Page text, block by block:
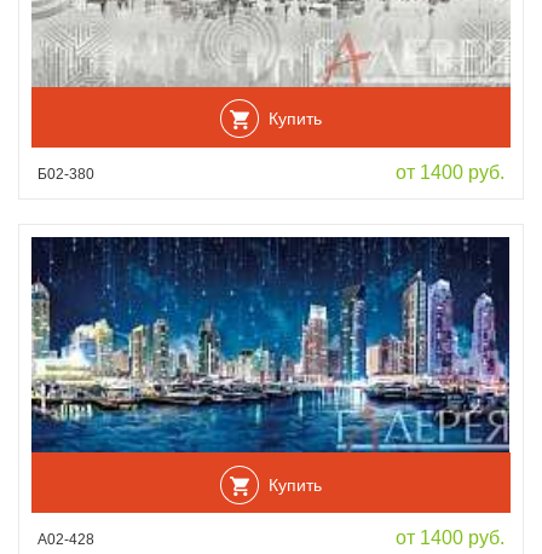
Купить
Б02-380 от 1400 руб.
Купить
А02-428 от 1400 руб.